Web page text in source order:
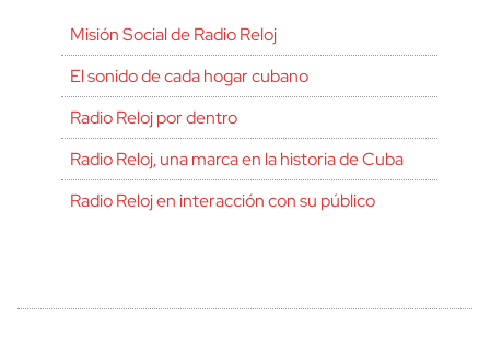
Misión Social de Radio Reloj
El sonido de cada hogar cubano
Radio Reloj por dentro
Radio Reloj, una marca en la historia de Cuba
Radio Reloj en interacción con su público